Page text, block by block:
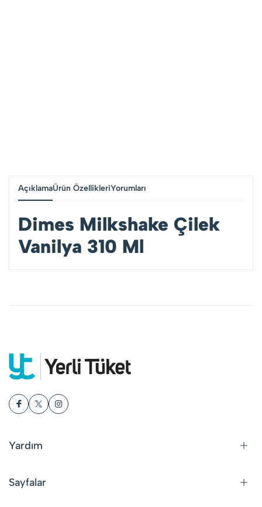
AçıklamaÜrün ÖzellikleriYorumları
Dimes Milkshake Çilek
Vanilya 310 Ml
Yardım
Sayfalar